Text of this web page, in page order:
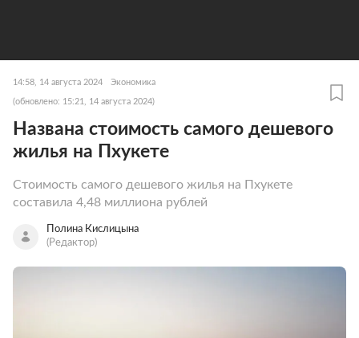
14:58, 14 августа 2024 Экономика
(обновлено: 15:21, 14 августа 2024)
Названа стоимость самого дешевого
жилья на Пхукете
Стоимость самого дешевого жилья на Пхукете
составила 4,48 миллиона рублей
Полина Кислицына
(Редактор)